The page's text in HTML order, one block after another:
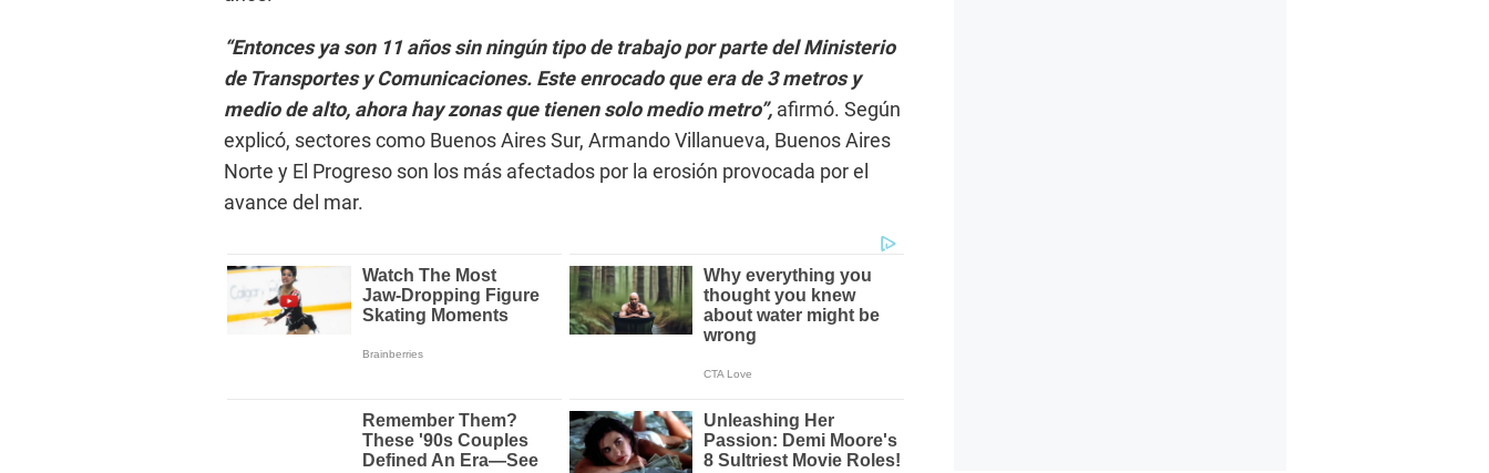
“Entonces ya son 11 años sin ningún tipo de trabajo por parte del Ministerio
de Transportes y Comunicaciones. Este enrocado que era de 3 metros y
medio de alto, ahora hay zonas que tienen solo medio metro”, afirmó. Según
explicó, sectores como Buenos Aires Sur, Armando Villanueva, Buenos Aires
Norte y El Progreso son los más afectados por la erosión provocada por el
avance del mar.